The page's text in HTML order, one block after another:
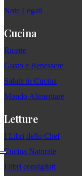
Note Legali
Cucina
Ricette
Gusto e Benessere
Salute in Cucina
Mondo Alimentare
Letture
I Libri dello Chef
Cucina Naturale
I libri consigliati